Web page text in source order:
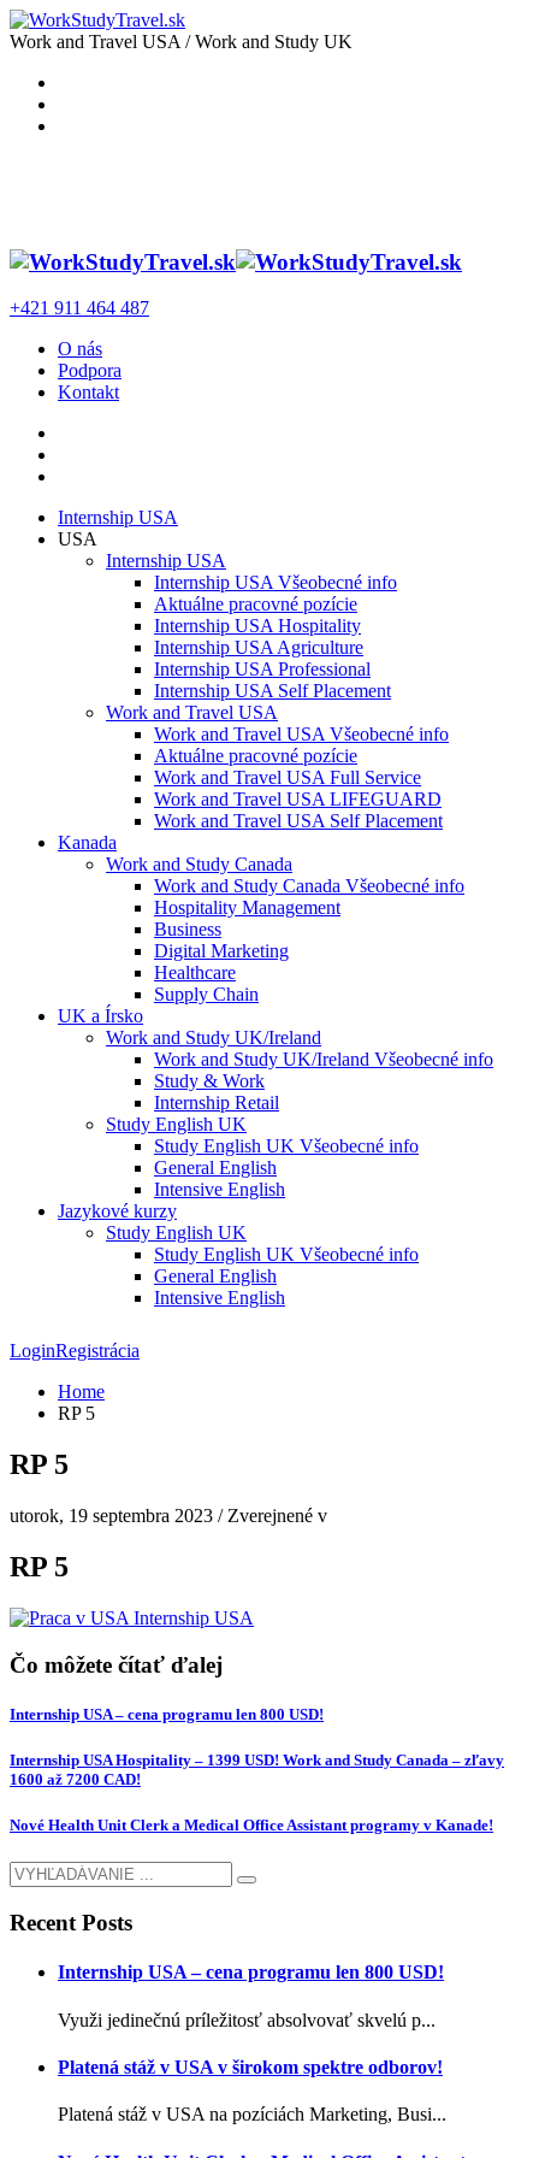
Work and Travel USA / Work and Study UK
+421 911 464 487
O nás
Podpora
Kontakt
Internship USA
USA
Internship USA
Internship USA Všeobecné info
Aktuálne pracovné pozície
Internship USA Hospitality
Internship USA Agriculture
Internship USA Professional
Internship USA Self Placement
Work and Travel USA
Work and Travel USA Všeobecné info
Aktuálne pracovné pozície
Work and Travel USA Full Service
Work and Travel USA LIFEGUARD
Work and Travel USA Self Placement
Kanada
Work and Study Canada
Work and Study Canada Všeobecné info
Hospitality Management
Business
Digital Marketing
Healthcare
Supply Chain
UK a Írsko
Work and Study UK/Ireland
Work and Study UK/Ireland Všeobecné info
Study & Work
Internship Retail
Study English UK
Study English UK Všeobecné info
General English
Intensive English
Jazykové kurzy
Study English UK
Study English UK Všeobecné info
General English
Intensive English
LoginRegistrácia
Home
RP 5
RP 5
utorok, 19 septembra 2023 / Zverejnené v
RP 5
Čo môžete čítať ďalej
Internship USA – cena programu len 800 USD!
Internship USA Hospitality – 1399 USD! Work and Study Canada – zľavy
1600 až 7200 CAD!
Nové Health Unit Clerk a Medical Office Assistant programy v Kanade!
Recent Posts
Internship USA – cena programu len 800 USD!
Využi jedinečnú príležitosť absolvovať skvelú p...
Platená stáž v USA v širokom spektre odborov!
Platená stáž v USA na pozíciách Marketing, Busi...